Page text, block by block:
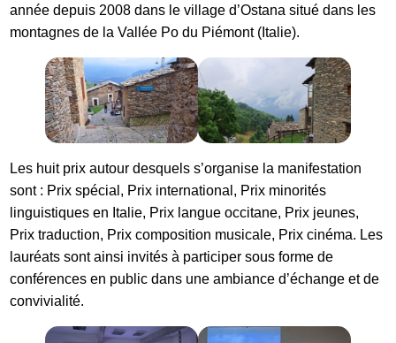
année depuis 2008 dans le village d’Ostana situé dans les
montagnes de la Vallée Po du Piémont (Italie).
Les huit prix autour desquels s’organise la manifestation
sont : Prix spécial, Prix international, Prix minorités
linguistiques en Italie, Prix langue occitane, Prix jeunes,
Prix traduction, Prix composition musicale, Prix cinéma. Les
lauréats sont ainsi invités à participer sous forme de
conférences en public dans une ambiance d’échange et de
convivialité.